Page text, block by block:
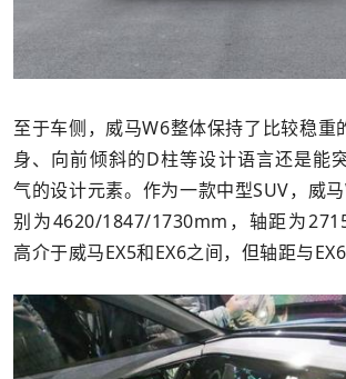
至于车侧，威马W6整体保持了比较稳重
身、向前倾斜的D柱等设计语言还是能
气的设计元素。作为一款中型SUV，威
别为4620/1847/1730mm，轴距为
高介于威马EX5和EX6之间，但轴距与EX6